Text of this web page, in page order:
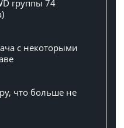
группы 74
с некоторыми
что больше не